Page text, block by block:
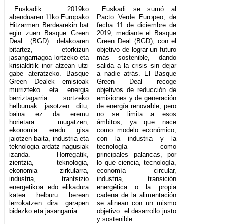
Euskadik 2019ko
abenduaren 11ko Europako
Hitzarmen Berdearekin bat
egin zuen Basque Green
Deal (BGD) delakoaren
bitartez, etorkizun
jasangarriagoa lortzeko eta
krisialditik inor atzean utzi
gabe ateratzeko. Basque
Green Dealek emisioak
murrizteko eta energia
berriztagarria sortzeko
helburuak jasotzen ditu,
baina ez da eremu
horietara mugatzen,
ekonomia eredu gisa
jaiotzen baita, industria eta
teknologia ardatz nagusiak
izanda. Horregatik,
zientzia, teknologia,
ekonomia zirkularra,
industria, trantsizio
energetikoa edo elikadura
katea helburu berean
lerrokatzen dira: garapen
bidezko eta jasangarria.
Euskadi se sumó al
Pacto Verde Europeo, de
fecha 11 de diciembre de
2019, mediante el Basque
Green Deal (BGD), con el
objetivo de lograr un futuro
más sostenible, dando
salida a la crisis sin dejar
a nadie atrás. El Basque
Green Deal recoge
objetivos de reducción de
emisiones y de generación
de energía renovable, pero
no se limita a esos
ámbitos, ya que nace
como modelo económico,
con la industria y la
tecnología como
principales palancas, por
lo que ciencia, tecnología,
economía circular,
industria, transición
energética o la propia
cadena de la alimentación
se alinean con un mismo
objetivo: el desarrollo justo
y sostenible.